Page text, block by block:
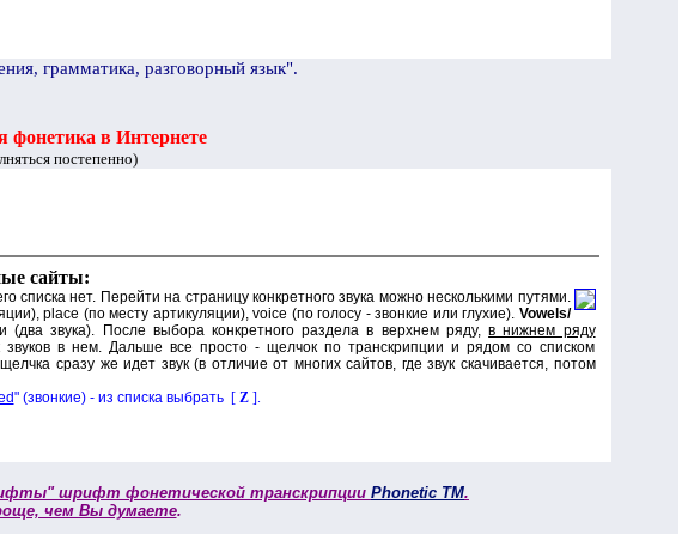
грамматика, разговорный язык".
фонетика в Интернете
постепенно)
сайты:
нет. Перейти на страницу конкретного звука можно несколькими путями.
place (по месту артикуляции), voice (по голосу - звонкие или глухие). Vowels/
(два звука). После выбора конкретного раздела в верхнем ряду,в нижнем ряду
в нем. Дальше все просто - щелчок по транскрипции и рядом со списком
сразу же идет звук (в отличие от многих сайтов, где звук скачивается, потом
" (звонкие) - из списка выбрать [ Z ].
шрифт фонетической транскрипции Phonetic TM.
чем Вы думаете.